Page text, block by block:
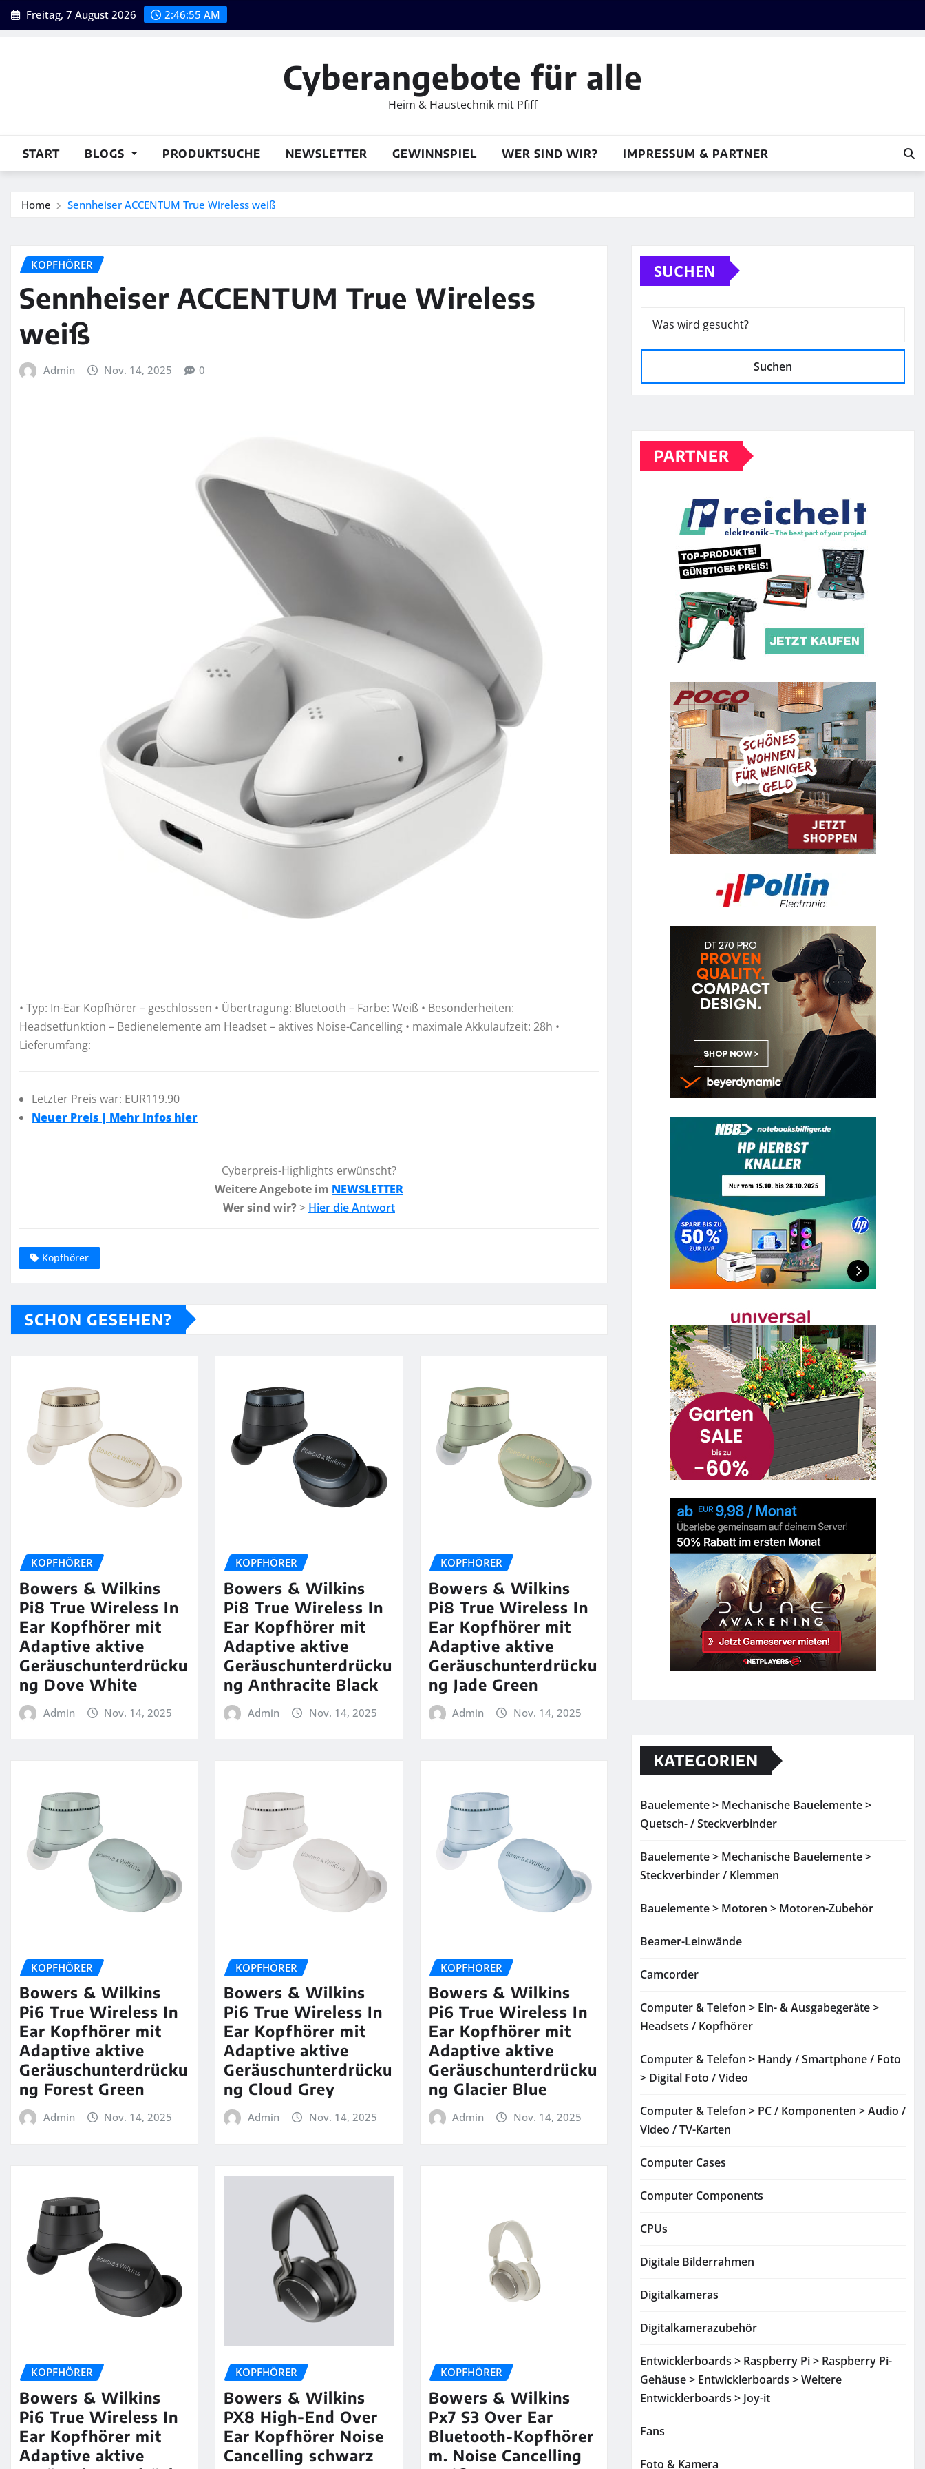
Skip
to
Freitag, 7 August 2026 2:46:56 AM
Cyberangebote für alle
Heim & Haustechnik mit Pfiff
START BLOGS PRODUKTSUCHE NEWSLETTER GEWINNSPIEL WER SIND WIR? IMPRESSUM & PARTNER
Home Sennheiser ACCENTUM True Wireless weiß
KOPFHÖRER
Sennheiser ACCENTUM True Wireless
weiß
Admin Nov. 14, 2025 0
• Typ: In-Ear Kopfhörer – geschlossen • Übertragung: Bluetooth – Farbe: Weiß • Besonderheiten:
Headsetfunktion – Bedienelemente am Headset – aktives Noise-Cancelling • maximale Akkulaufzeit: 28h •
Lieferumfang:
Letzter Preis war: EUR119.90
Neuer Preis | Mehr Infos hier
Cyberpreis-Highlights erwünscht?
Weitere Angebote im NEWSLETTER
Wer sind wir? > Hier die Antwort
Kopfhörer
SCHON GESEHEN?
KOPFHÖRER
Bowers & Wilkins
Pi8 True Wireless In
Ear Kopfhörer mit
Adaptive aktive
Geräuschunterdrücku
ng Dove White
Admin Nov. 14, 2025
KOPFHÖRER
Bowers & Wilkins
Pi8 True Wireless In
Ear Kopfhörer mit
Adaptive aktive
Geräuschunterdrücku
ng Anthracite Black
Admin Nov. 14, 2025
KOPFHÖRER
Bowers & Wilkins
Pi8 True Wireless In
Ear Kopfhörer mit
Adaptive aktive
Geräuschunterdrücku
ng Jade Green
Admin Nov. 14, 2025
KOPFHÖRER
Bowers & Wilkins
Pi6 True Wireless In
Ear Kopfhörer mit
Adaptive aktive
Geräuschunterdrücku
ng Forest Green
Admin Nov. 14, 2025
KOPFHÖRER
Bowers & Wilkins
Pi6 True Wireless In
Ear Kopfhörer mit
Adaptive aktive
Geräuschunterdrücku
ng Cloud Grey
Admin Nov. 14, 2025
KOPFHÖRER
Bowers & Wilkins
Pi6 True Wireless In
Ear Kopfhörer mit
Adaptive aktive
Geräuschunterdrücku
ng Glacier Blue
Admin Nov. 14, 2025
KOPFHÖRER
Bowers & Wilkins
Pi6 True Wireless In
Ear Kopfhörer mit
Adaptive aktive
KOPFHÖRER
Bowers & Wilkins
PX8 High-End Over
Ear Kopfhörer Noise
Cancelling schwarz
KOPFHÖRER
Bowers & Wilkins
Px7 S3 Over Ear
Bluetooth-Kopfhörer
m. Noise Cancelling
SUCHEN
Suchen
PARTNER
KATEGORIEN
Bauelemente > Mechanische Bauelemente >
Quetsch- / Steckverbinder
Bauelemente > Mechanische Bauelemente >
Steckverbinder / Klemmen
Bauelemente > Motoren > Motoren-Zubehör
Beamer-Leinwände
Camcorder
Computer & Telefon > Ein- & Ausgabegeräte >
Headsets / Kopfhörer
Computer & Telefon > Handy / Smartphone / Foto
> Digital Foto / Video
Computer & Telefon > PC / Komponenten > Audio /
Video / TV-Karten
Computer Cases
Computer Components
CPUs
Digitale Bilderrahmen
Digitalkameras
Digitalkamerazubehör
Entwicklerboards > Raspberry Pi > Raspberry Pi-
Gehäuse > Entwicklerboards > Weitere
Entwicklerboards > Joy-it
Fans
Foto & Kamera